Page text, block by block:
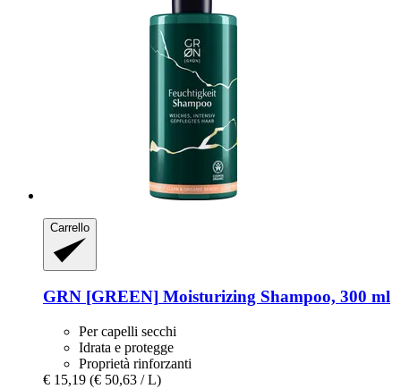
Carrello
GRN [GREEN] Moisturizing Shampoo, 300 ml
Per capelli secchi
Idrata e protegge
Proprietà rinforzanti
€ 15,19 (€ 50,63 / L)